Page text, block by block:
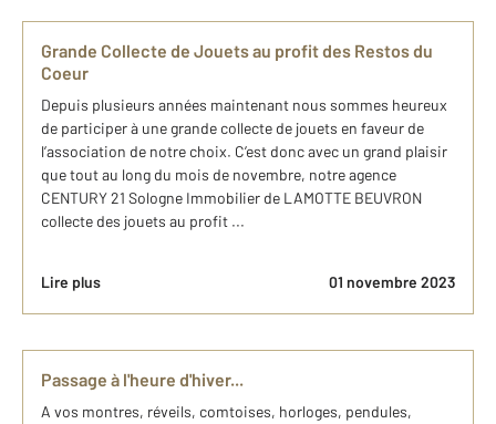
Grande Collecte de Jouets au profit des Restos du
Coeur
Depuis plusieurs années maintenant nous sommes heureux
de participer à une grande collecte de jouets en faveur de
l’association de notre choix. C’est donc avec un grand plaisir
que tout au long du mois de novembre, notre agence
CENTURY 21 Sologne Immobilier de LAMOTTE BEUVRON
collecte des jouets au profit ...
Lire plus 01 novembre 2023
Passage à l'heure d'hiver...
A vos montres, réveils, comtoises, horloges, pendules,